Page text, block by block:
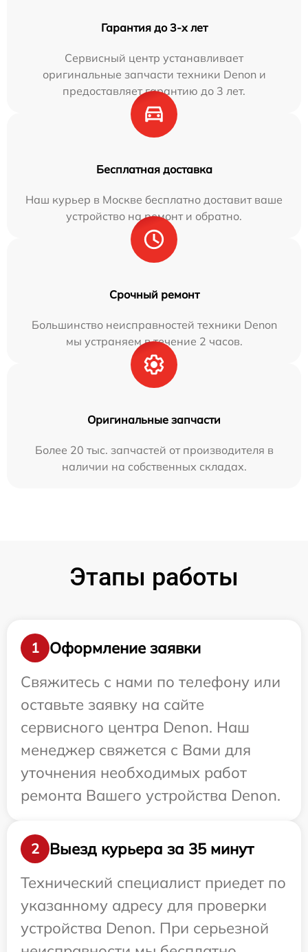
Гарантия до 3-х лет
Сервисный центр устанавливает
оригинальные запчасти техники Denon и
предоставляет гарантию до 3 лет.
Бесплатная доставка
Наш курьер в Москве бесплатно доставит ваше
устройство на ремонт и обратно.
Срочный ремонт
Большинство неисправностей техники Denon
мы устраняем в течение 2 часов.
Оригинальные запчасти
Более 20 тыс. запчастей от производителя в
наличии на собственных складах.
Этапы работы
1
Оформление заявки
Свяжитесь с нами по телефону или
оставьте заявку на сайте
сервисного центра Denon. Наш
менеджер свяжется с Вами для
уточнения необходимых работ
ремонта Вашего устройства Denon.
2
Выезд курьера за 35 минут
Технический специалист приедет по
указанному адресу для проверки
устройства Denon. При серьезной